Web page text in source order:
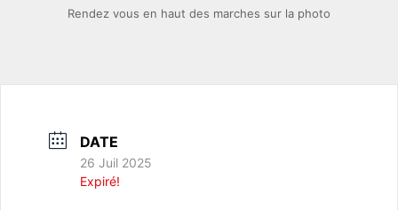
Rendez vous en haut des marches sur la photo
DATE
26 Juil 2025
Expiré!